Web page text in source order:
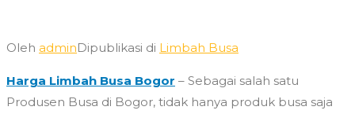
Oleh adminDipublikasi di Limbah Busa
Harga Limbah Busa Bogor – Sebagai salah satu
Produsen Busa di Bogor, tidak hanya produk busa saja